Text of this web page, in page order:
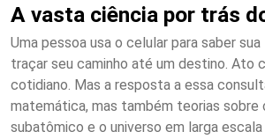
A vasta ciência por trás
Uma pessoa usa o celular para saber
traçar seu caminho até um destino. Ato
cotidiano. Mas a resposta a essa
matemática, mas também teorias sobre
subatômico e o universo em larga escala